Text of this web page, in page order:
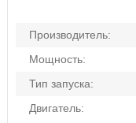
Производитель:
Мощность:
Тип запуска:
Двигатель: